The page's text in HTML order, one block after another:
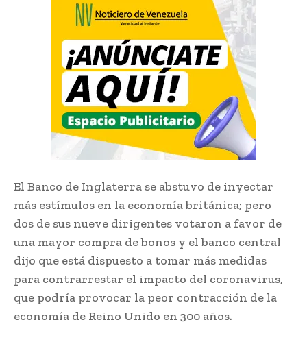
El Banco de Inglaterra se abstuvo de inyectar
más estímulos en la economía británica; pero
dos de sus nueve dirigentes votaron a favor de
una mayor compra de bonos y el banco central
dijo que está dispuesto a tomar más medidas
para contrarrestar el impacto del coronavirus,
que podría provocar la peor contracción de la
economía de Reino Unido en 300 años.